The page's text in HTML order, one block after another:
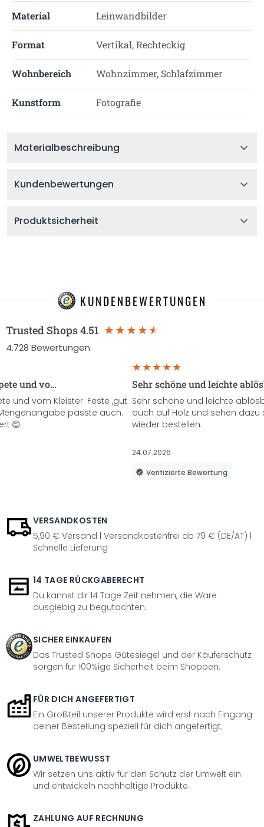
Material Leinwandbilder
Format Vertikal, Rechteckig
Wohnbereich Wohnzimmer, Schlafzimmer
Kunstform Fotografie
Materialbeschreibung
Kundenbewertungen
Produktsicherheit
KUNDENBEWERTUNGEN
Trusted Shops4.51
4.728 Bewertungen
und vo…
und vom Kleister. Feste ,gut
passte auch.
Sehr schöne und leichte
Sehr schöne und leichte
auch auf Holz und sehen
wieder bestellen.
24.07.2026
Verifizierte Bewertung
VERSANDKOSTEN
5,90 € Versand | Versandkostenfrei ab 79 € (DE/AT) |
Schnelle Lieferung
14 TAGE RÜCKGABERECHT
Du kannst dir 14 Tage Zeit nehmen, die Ware
ausgiebig zu begutachten.
SICHER EINKAUFEN
Das Trusted Shops Gütesiegel und der Käuferschutz
sorgen für 100%ige Sicherheit beim Shoppen.
FÜR DICH ANGEFERTIGT
Ein Großteil unserer Produkte wird erst nach Eingang
deiner Bestellung speziell für dich angefertigt.
UMWELTBEWUSST
Wir setzen uns aktiv für den Schutz der Umwelt ein
und entwickeln nachhaltige Produkte.
ZAHLUNG AUF RECHNUNG